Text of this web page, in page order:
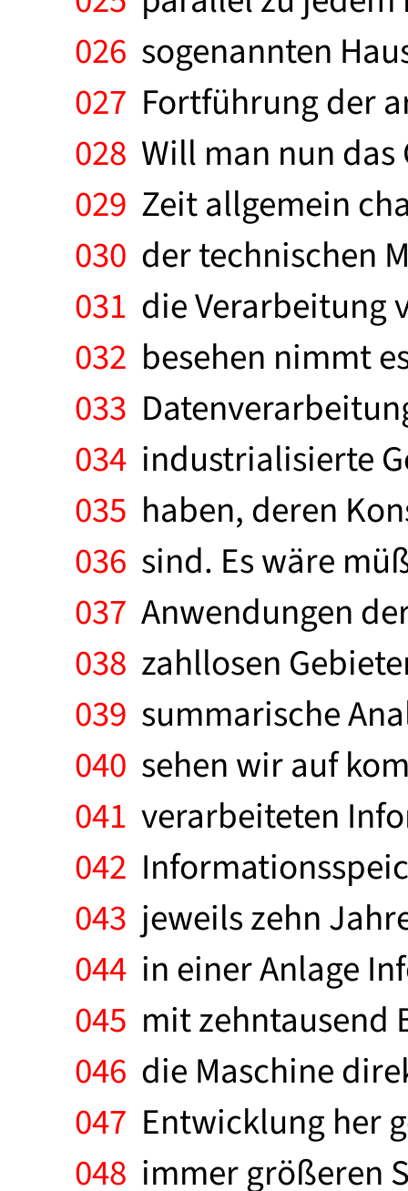
026 sogenannten
027 Fortführung der
028 Will man nun
029 Zeit allgemein
030 der technischen
031 die Verarbeitung
032 besehen nimmt
033
034 industrialisierte
035 haben, deren
036 sind. Es wäre
037 Anwendungen
038 zahllosen
039 summarische
040 sehen wir auf
041 verarbeiteten
042
043 jeweils zehn
044 in einer Anlage
045 mit zehntausend
046 die Maschine
047 Entwicklung her
048 immer größeren